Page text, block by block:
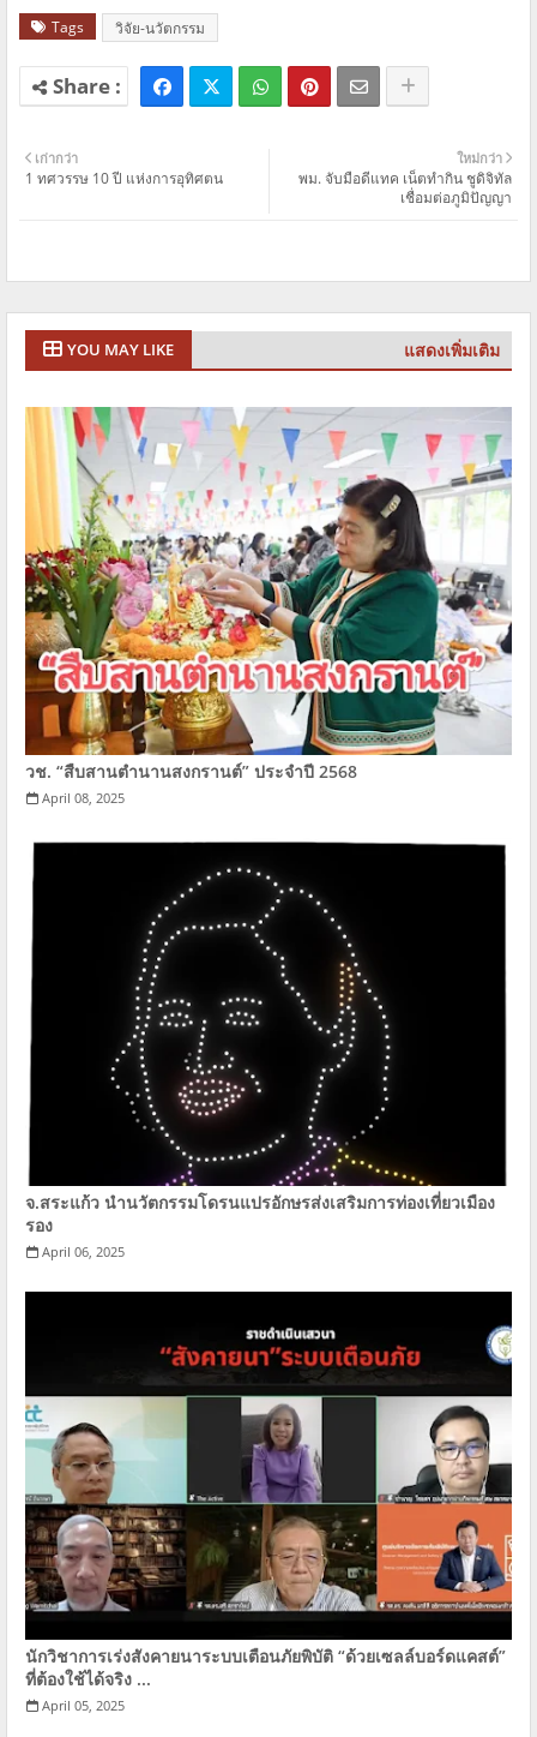
Tags วิจัย-นวัตกรรม
ใหม่กว่า
พม. จับมือดีแทค เน็ตทำกิน ชูดิจิทัล
เชื่อมต่อภูมิปัญญา
เก่ากว่า
1 ทศวรรษ 10 ปี แห่งการอุทิศตน
YOU MAY LIKE แสดงเพิ่มเติม
วช. “สืบสานตำนานสงกรานต์” ประจำปี 2568
April 08, 2025
จ.สระแก้ว นำนวัตกรรมโดรนแปรอักษรส่งเสริมการท่องเที่ยวเมือง
รอง
April 06, 2025
นักวิชาการเร่งสังคายนาระบบเตือนภัยพิบัติ “ด้วยเซลล์บอร์ดแคสต์”
ที่ต้องใช้ได้จริง ...
April 05, 2025